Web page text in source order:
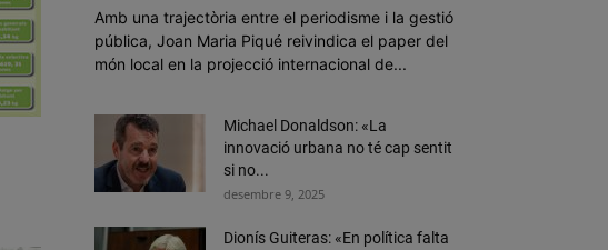
Amb una trajectòria entre el periodisme i la gestió
pública, Joan Maria Piqué reivindica el paper del
món local en la projecció internacional de...
Michael Donaldson: «La
innovació urbana no té cap sentit
si no...
desembre 9, 2025
Dionís Guiteras: «En política falta